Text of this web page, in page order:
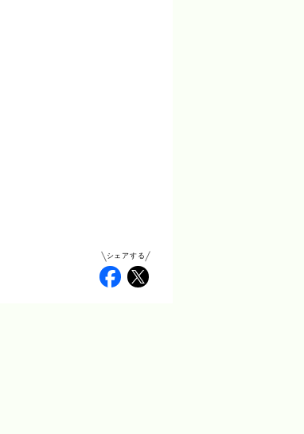
シェアする
Facebook
Twitter